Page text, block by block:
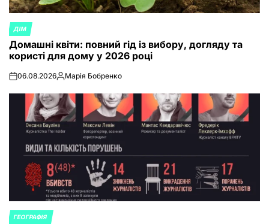
POSTED
IN
ДІМ
Домашні квіти: повний гід із вибору, догляду та
користі для дому у 2026 році
on06.08.2026Posted
Марія Бобренко
POSTED
ГЕОГРАФІЯ